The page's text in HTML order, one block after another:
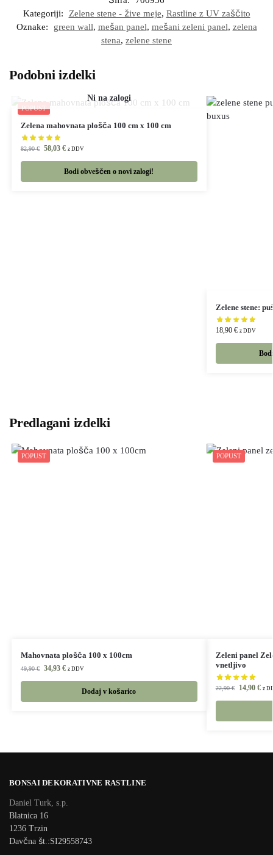
Kategoriji:
Zelene stene - žive meje, Rastline z UV zaščito
Oznake:
green wall, mešan panel, mešani zeleni panel, zelena
stena, zelene stene
Podobni izdelki
POPUST
Zelena mahovnata plošča 100 cm x 100 cm
82,90€ 58,03 € z DDV
Bodi obveščen o novi zalogi!
Zelene stene:
18,90 € z DDV
Predlagani izdelki
POPUST
Mahovnata plošča 100 x 100cm
49,90€ 34,93 € z DDV
Dodaj v košarico
POPUST
Zeleni panel
vnetljivo
22,90€ 14,90 € z
BONSAI DEKORATIVNE RASTLINE
Daniel Turk, s.p.
Blatnica 16
1236 Trzin
Davčna št.:SI29558743